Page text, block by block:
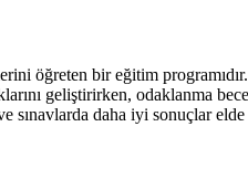
öğreten bir eğitim
geliştirirken, odaklanma
sınavlarda daha iyi sonuçlar